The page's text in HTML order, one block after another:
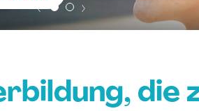
die